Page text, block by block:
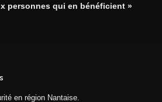
personnes qui en bénéficient »
en région Nantaise.